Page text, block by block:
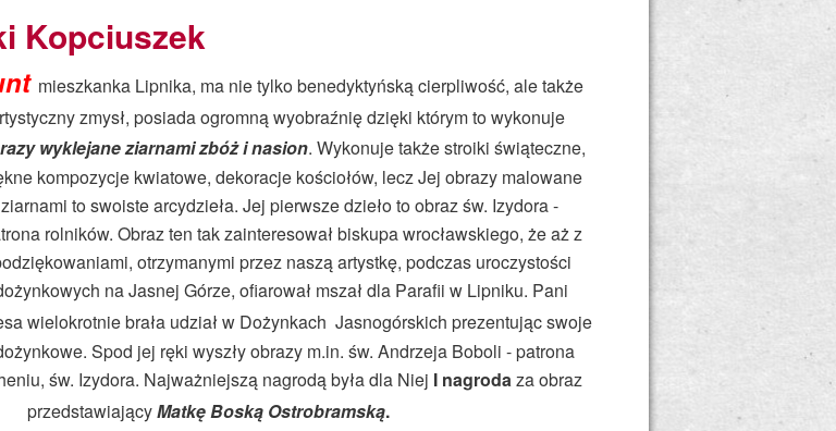
Kopciuszek
mieszkanka Lipnika, ma nie tylko benedyktyńską cierpliwość, ale także
zmysł, posiada ogromną wyobraźnię dzięki którym to wykonuje
wyklejane ziarnami zbóż i nasion. Wykonuje także stroiki świąteczne,
kompozycje kwiatowe, dekoracje kościołów, lecz Jej obrazy malowane
ziarnami to swoiste arcydzieła. Jej pierwsze dzieło toobraz św. Izydora -
rolników. Obraz ten tak zainteresował biskupa wrocławskiego, że aż z
otrzymanymi przez naszą artystkę, podczas uroczystości
na Jasnej Górze, ofiarował mszał dla Parafii w Lipniku. Pani
wielokrotnie brała udział w Dożynkach Jasnogórskich prezentując swoje
Spod jej ręki wyszły obrazy m.in. św. Andrzeja Boboli - patrona
św. Izydora. Najważniejszą nagrodą była dla Niej I nagrodaza obraz
przedstawiającyMatkę Boską Ostrobramską.